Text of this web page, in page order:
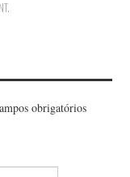
.
obrigatórios